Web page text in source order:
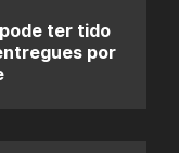
ter tido
por